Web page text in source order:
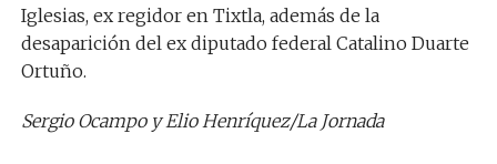
Iglesias, ex regidor en Tixtla, además de la
desaparición del ex diputado federal Catalino Duarte
Ortuño.
Sergio Ocampo y Elio Henríquez/La Jornada